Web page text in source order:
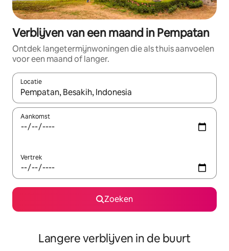
Verblijven van een maand in Pempatan
Ontdek langetermijnwoningen die als thuis aanvoelen
voor een maand of langer.
Locatie
Wanneer er resultaten beschikbaar zijn, maak je een keuze
Aankomst
Vertrek
Zoeken
Langere verblijven in de buurt